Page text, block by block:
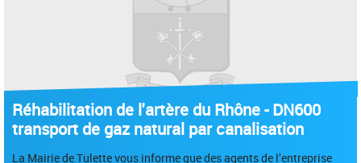
Réhabilitation de l'artère du Rhône - DN600
transport de gaz natural par canalisation
La Mairie de Tulette vous informe que des agents de l’entreprise